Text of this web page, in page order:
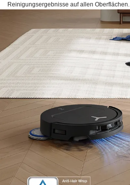
Reinigungsergebnisse auf allen Oberflächen.